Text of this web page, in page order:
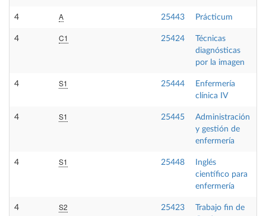
4 A 25443 Prácticum
4 C1 25424
Técnicas
diagnósticas
por la imagen
4 S1 25444
Enfermería
clínica IV
4 S1 25445
Administración
y gestión de
enfermería
4 S1 25448
Inglés
científico para
enfermería
4 S2 25423
Trabajo fin de